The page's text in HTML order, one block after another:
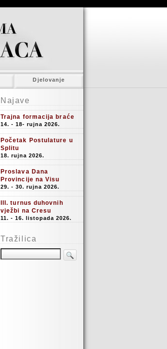
Djelovanje
Najave
Trajna formacija braće
14. - 18- rujna 2026.
Početak Postulature u
Splitu
18. rujna 2026.
Proslava Dana
Provincije na Visu
29. - 30. rujna 2026.
III. turnus duhovnih
vježbi na Cresu
11. - 16. listopada 2026.
Tražilica